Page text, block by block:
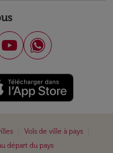
Vols de ville à pays
départ du pays